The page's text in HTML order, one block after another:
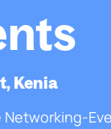
Kenia
Networking-